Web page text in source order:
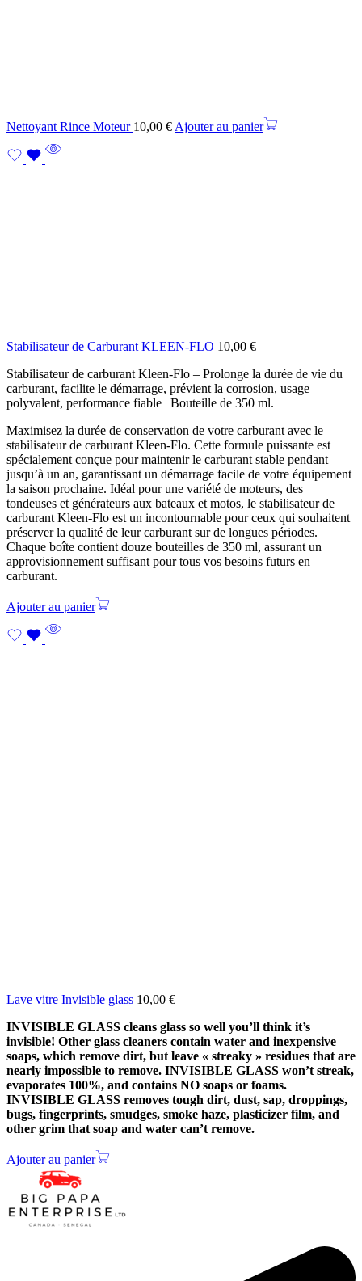
Nettoyant Rince Moteur 10,00 € Ajouter au panier
Stabilisateur de Carburant KLEEN-FLO 10,00 €
Stabilisateur de carburant Kleen-Flo – Prolonge la durée de vie du
carburant, facilite le démarrage, prévient la corrosion, usage
polyvalent, performance fiable | Bouteille de 350 ml.
Maximisez la durée de conservation de votre carburant avec le
stabilisateur de carburant Kleen-Flo. Cette formule puissante est
spécialement conçue pour maintenir le carburant stable pendant
jusqu’à un an, garantissant un démarrage facile de votre équipement
la saison prochaine. Idéal pour une variété de moteurs, des
tondeuses et générateurs aux bateaux et motos, le stabilisateur de
carburant Kleen-Flo est un incontournable pour ceux qui souhaitent
préserver la qualité de leur carburant sur de longues périodes.
Chaque boîte contient douze bouteilles de 350 ml, assurant un
approvisionnement suffisant pour tous vos besoins futurs en
carburant.
Ajouter au panier
Lave vitre Invisible glass 10,00 €
INVISIBLE GLASS cleans glass so well you’ll think it’s
invisible! Other glass cleaners contain water and inexpensive
soaps, which remove dirt, but leave « streaky » residues that are
nearly impossible to remove. INVISIBLE GLASS won’t streak,
evaporates 100%, and contains NO soaps or foams.
INVISIBLE GLASS removes tough dirt, dust, sap, droppings,
bugs, fingerprints, smudges, smoke haze, plasticizer film, and
other grim that soap and water can’t remove.
Ajouter au panier